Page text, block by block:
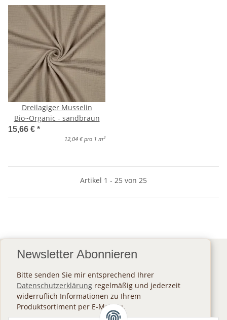
Dreilagiger Musselin
Bio~Organic - sandbraun
15,66 € *
12,04 € pro 1 m 2
Artikel 1 - 25 von 25
Newsletter Abonnieren
Bitte senden Sie mir entsprechend Ihrer
Datenschutzerklärung regelmäßig und jederzeit
widerruflich Informationen zu Ihrem
Produktsortiment per E-Mail zu.